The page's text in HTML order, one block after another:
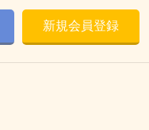
新規会員登録